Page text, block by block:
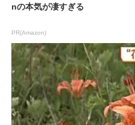
nの本気が凄すぎる
PR(Amazon)